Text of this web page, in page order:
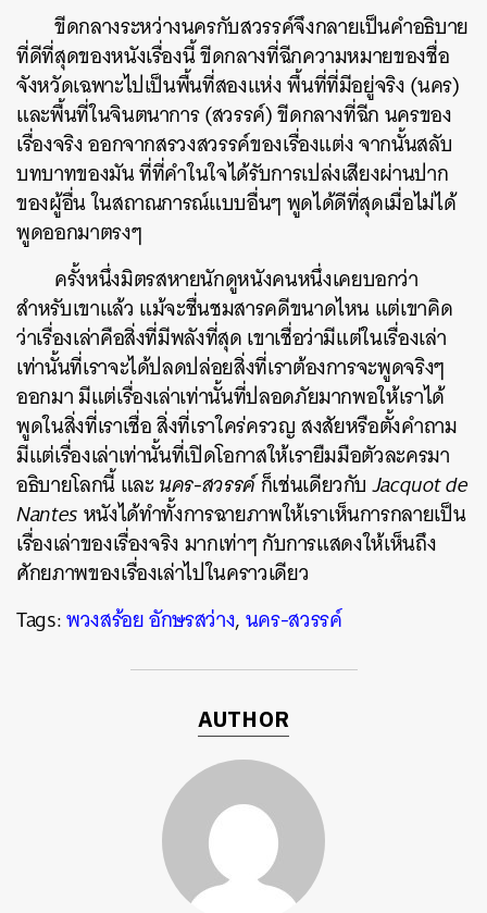
ขีดกลางระหว่างนครกับสวรรค์จึงกลายเป็นคำอธิบาย
ที่ดีที่สุดของหนังเรื่องนี้ ขีดกลางที่ฉีกความหมายของชื่อ
จังหวัดเฉพาะไปเป็นพื้นที่สองแห่ง พื้นที่ที่มีอยู่จริง (นคร)
และพื้นที่ในจินตนาการ (สวรรค์) ขีดกลางที่ฉีก นครของ
เรื่องจริง ออกจากสรวงสวรรค์ของเรื่องแต่ง จากนั้นสลับ
บทบาทของมัน ที่ที่คำในใจได้รับการเปล่งเสียงผ่านปาก
ของผู้อื่น ในสถาณการณ์แบบอื่นๆ พูดได้ดีที่สุดเมื่อไม่ได้
พูดออกมาตรงๆ
ครั้งหนึ่งมิตรสหายนักดูหนังคนหนึ่งเคยบอกว่า
สำหรับเขาแล้ว แม้จะชื่นชมสารคดีขนาดไหน แต่เขาคิด
ว่าเรื่องเล่าคือสิ่งที่มีพลังที่สุด เขาเชื่อว่ามีแต่ในเรื่องเล่า
เท่านั้นที่เราจะได้ปลดปล่อยสิ่งที่เราต้องการจะพูดจริงๆ
ออกมา มีแต่เรื่องเล่าเท่านั้นที่ปลอดภัยมากพอให้เราได้
พูดในสิ่งที่เราเชื่อ สิ่งที่เราใคร่ครวญ สงสัยหรือตั้งคำถาม
มีแต่เรื่องเล่าเท่านั้นที่เปิดโอกาสให้เรายืมมือตัวละครมา
อธิบายโลกนี้ และนคร-สวรรค์ก็เช่นเดียวกับJacquot de
Nantesหนังได้ทำทั้งการฉายภาพให้เราเห็นการกลายเป็น
เรื่องเล่าของเรื่องจริง มากเท่าๆ กับการแสดงให้เห็นถึง
ศักยภาพของเรื่องเล่าไปในคราวเดียว
Tags:พวงสร้อย อักษรสว่าง,นคร-สวรรค์
AUTHOR